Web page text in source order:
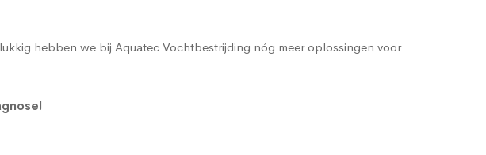
hebben we bij Aquatec Vochtbestrijding nóg meer oplossingen voor